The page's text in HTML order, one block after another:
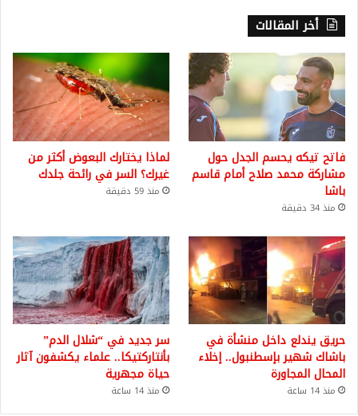
أخر المقالات
فاتح تيكه يحسم الجدل حول
مشاركة محمد صلاح أمام قاسم
باشا
منذ 34 دقيقة
لماذا يختارك البعوض أكثر من
غيرك؟ السر في رائحة جلدك
منذ 59 دقيقة
حريق يندلع داخل منشأة في
باشاك شهير بإسطنبول.. إخلاء
المحال المجاورة
منذ 14 ساعة
سر جديد في “شلال الدم”
بأنتاركتيكا.. علماء يكشفون آثار
حياة مجهرية
منذ 14 ساعة